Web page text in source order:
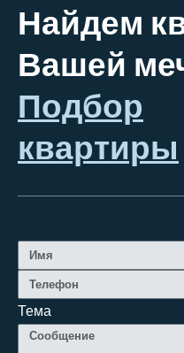
Найдем
Вашей
Подбор
квартиры
Тема